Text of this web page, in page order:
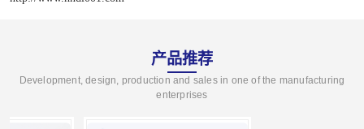
产品推荐
Development, design, production and sales in one of the manufacturing
enterprises